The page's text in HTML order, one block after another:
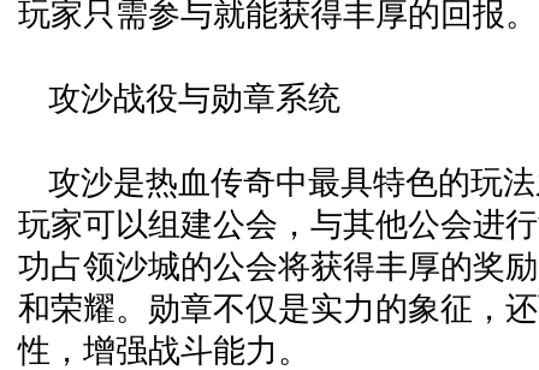
玩家只需参与就能获得丰厚的回报。
攻沙战役与勋章系统
攻沙是热血传奇中最具特色的玩
玩家可以组建公会，与其他公会进
功占领沙城的公会将获得丰厚的奖
和荣耀。勋章不仅是实力的象征，
性，增强战斗能力。